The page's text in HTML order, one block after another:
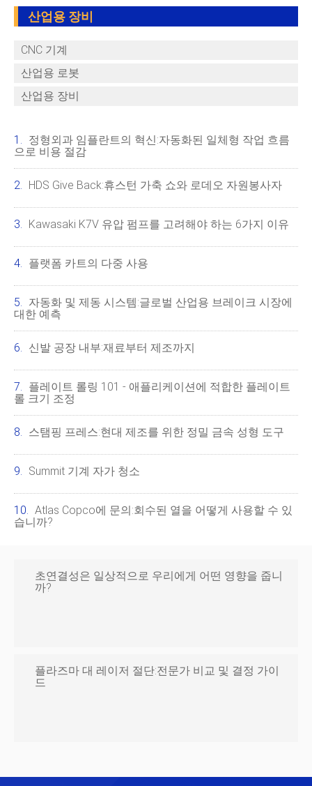
산업용 장비
CNC 기계
산업용 로봇
산업용 장비
정형외과 임플란트의 혁신:자동화된 일체형 작업 흐름
으로 비용 절감
HDS Give Back:휴스턴 가축 쇼와 로데오 자원봉사자
Kawasaki K7V 유압 펌프를 고려해야 하는 6가지 이유
플랫폼 카트의 다중 사용
자동화 및 제동 시스템:글로벌 산업용 브레이크 시장에
대한 예측
신발 공장 내부:재료부터 제조까지
플레이트 롤링 101 - 애플리케이션에 적합한 플레이트
롤 크기 조정
스탬핑 프레스:현대 제조를 위한 정밀 금속 성형 도구
Summit 기계 자가 청소
Atlas Copco에 문의:회수된 열을 어떻게 사용할 수 있
습니까?
초연결성은 일상적으로 우리에게 어떤 영향을 줍니
까?
플라즈마 대 레이저 절단:전문가 비교 및 결정 가이
드